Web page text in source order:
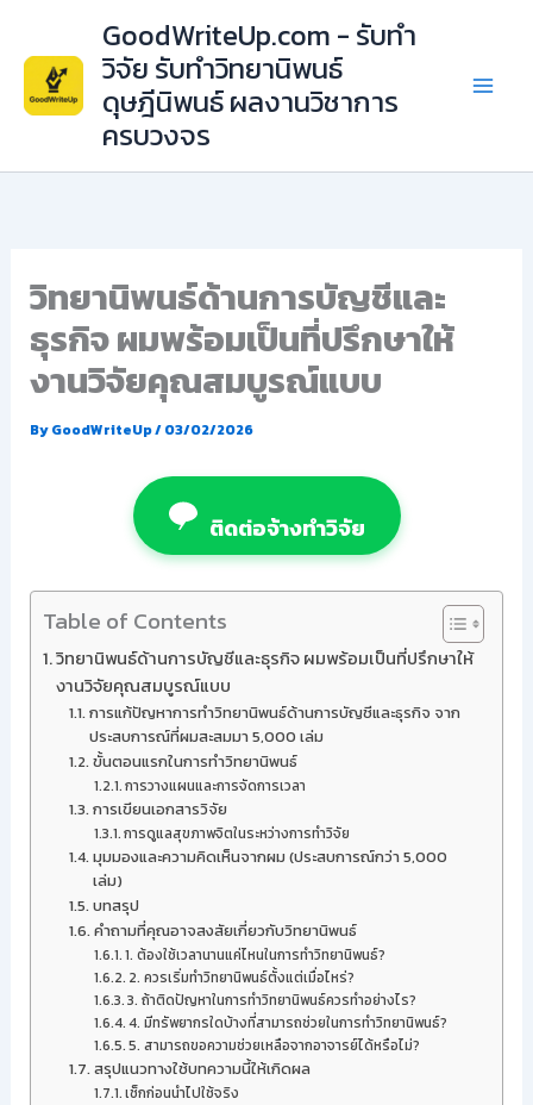
content
GoodWriteUp.com - รับทำ
วิจัย รับทำวิทยานิพนธ์
ดุษฎีนิพนธ์ ผลงานวิชาการ
ครบวงจร
วิทยานิพนธ์ด้านการบัญชีและ
ธุรกิจ ผมพร้อมเป็นที่ปรึกษาให้
งานวิจัยคุณสมบูรณ์แบบ
ByGoodWriteUp/03/02/2026
ติดต่อจ้างทำวิจัย
Table of Contents
วิทยานิพนธ์ด้านการบัญชีและธุรกิจ ผมพร้อมเป็นที่ปรึกษาให้
งานวิจัยคุณสมบูรณ์แบบ
การแก้ปัญหาการทำวิทยานิพนธ์ด้านการบัญชีและธุรกิจ จาก
ประสบการณ์ที่ผมสะสมมา 5,000 เล่ม
ขั้นตอนแรกในการทำวิทยานิพนธ์
การวางแผนและการจัดการเวลา
การเขียนเอกสารวิจัย
การดูแลสุขภาพจิตในระหว่างการทำวิจัย
มุมมองและความคิดเห็นจากผม (ประสบการณ์กว่า 5,000
เล่ม)
บทสรุป
คำถามที่คุณอาจสงสัยเกี่ยวกับวิทยานิพนธ์
1. ต้องใช้เวลานานแค่ไหนในการทำวิทยานิพนธ์?
2. ควรเริ่มทำวิทยานิพนธ์ตั้งแต่เมื่อไหร่?
3. ถ้าติดปัญหาในการทำวิทยานิพนธ์ควรทำอย่างไร?
4. มีทรัพยากรใดบ้างที่สามารถช่วยในการทำวิทยานิพนธ์?
5. สามารถขอความช่วยเหลือจากอาจารย์ได้หรือไม่?
สรุปแนวทางใช้บทความนี้ให้เกิดผล
เช็กก่อนนำไปใช้จริง